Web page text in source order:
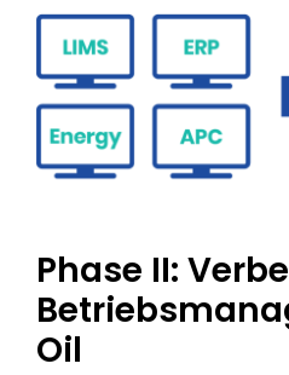
Phase II:
Oil